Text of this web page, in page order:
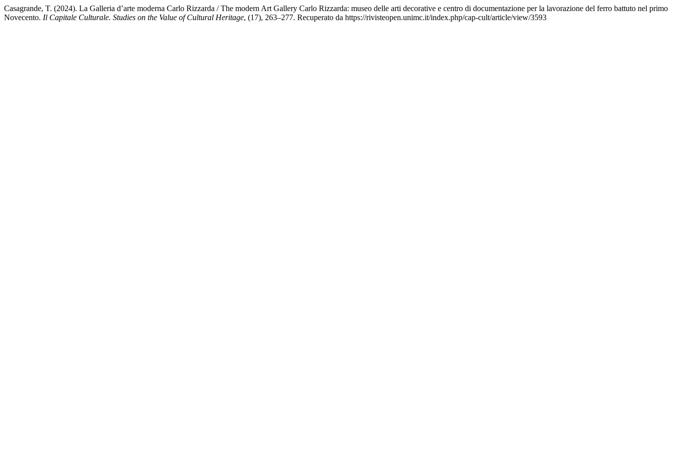
Casagrande, T. (2024). La Galleria d’arte moderna Carlo Rizzarda / The modern Art Gallery Carlo Rizzarda: museo delle arti decorative e centro di documentazione per la lavorazione del ferro battuto nel primo
Novecento. Il Capitale Culturale. Studies on the Value of Cultural Heritage, (17), 263–277. Recuperato da https://rivisteopen.unimc.it/index.php/cap-cult/article/view/3593